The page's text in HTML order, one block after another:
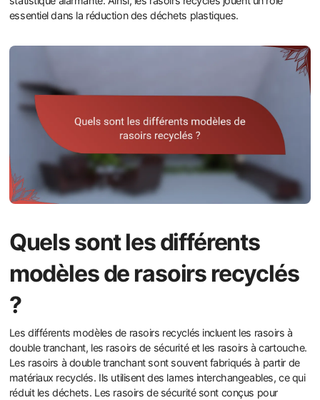
essentiel dans la réduction des déchets plastiques.
Quels sont les différents
modèles de rasoirs recyclés
?
Les différents modèles de rasoirs recyclés incluent les rasoirs à
double tranchant, les rasoirs de sécurité et les rasoirs à cartouche.
Les rasoirs à double tranchant sont souvent fabriqués à partir de
matériaux recyclés. Ils utilisent des lames interchangeables, ce qui
réduit les déchets. Les rasoirs de sécurité sont conçus pour